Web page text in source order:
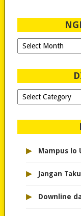
Ngeblog
Sejak
Dipilih-
dipilih..
▸ Mampus lo
▸ Jangan
▸ Downline